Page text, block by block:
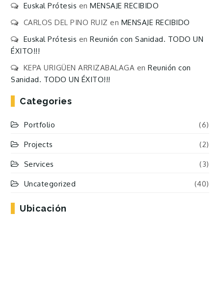
Euskal Prótesis enMENSAJE RECIBIDO
CARLOS DEL PINO RUIZ en MENSAJE RECIBIDO
Euskal Prótesis enReunión con Sanidad. TODO UN
ÉXITO!!!
KEPA URIGÜEN ARRIZABALAGA enReunión con
Sanidad. TODO UN ÉXITO!!!
Categories
Portfolio (6)
Projects (2)
Services (3)
Uncategorized (40)
Ubicación